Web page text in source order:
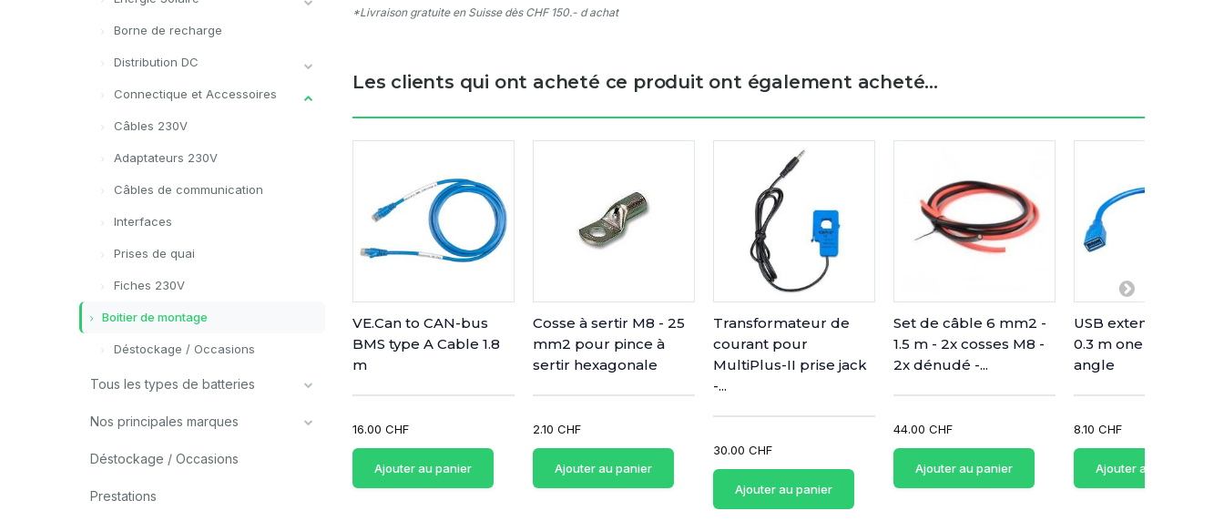
Borne de recharge
Distribution DC
Connectique et Accessoires
Câbles 230V
Adaptateurs 230V
Câbles de communication
Interfaces
Prises de quai
Fiches 230V
Boitier de montage
Déstockage / Occasions
Tous les types de batteries
Nos principales marques
Déstockage / Occasions
Prestations
*Livraison gratuite en Suisse dès CHF 150.- d achat
Les clients qui ont acheté ce produit ont également acheté...
VE.Can to CAN-bus
BMS type A Cable 1.8
m
16.00 CHF
Ajouter au panier
Cosse à sertir M8 - 25
mm2 pour pince à
sertir hexagonale
2.10 CHF
Ajouter au panier
Transformateur de
courant pour
MultiPlus-II prise jack
-...
30.00 CHF
Ajouter au panier
Set de câble 6 mm2 -
1.5 m - 2x cosses M8 -
2x dénudé -...
44.00 CHF
Ajouter au panier
USB extension cable
0.3 m one side right
angle
8.10 CHF
Ajouter au panier